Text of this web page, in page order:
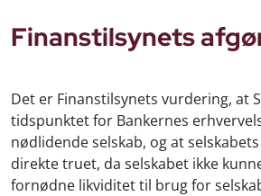
Finanstilsynets
Det er Finanstilsynets vurdering, at
tidspunktet for Bankernes
nødlidende selskab, og at
direkte truet, da selskabet ikke
fornødne likviditet til brug for